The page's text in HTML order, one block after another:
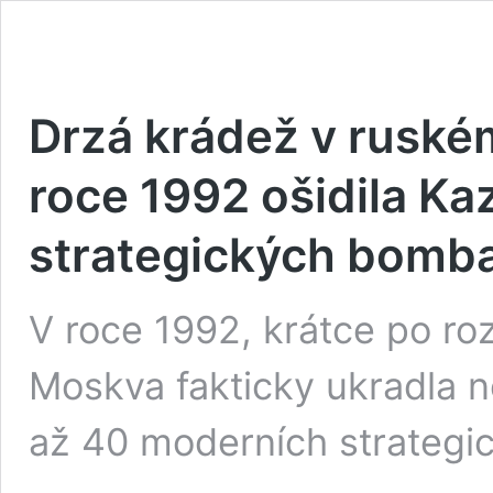
Drzá krádež v
roce 1992 ošidila
strategických
V roce 1992, krátce po
Moskva fakticky ukradla
až 40 moderních